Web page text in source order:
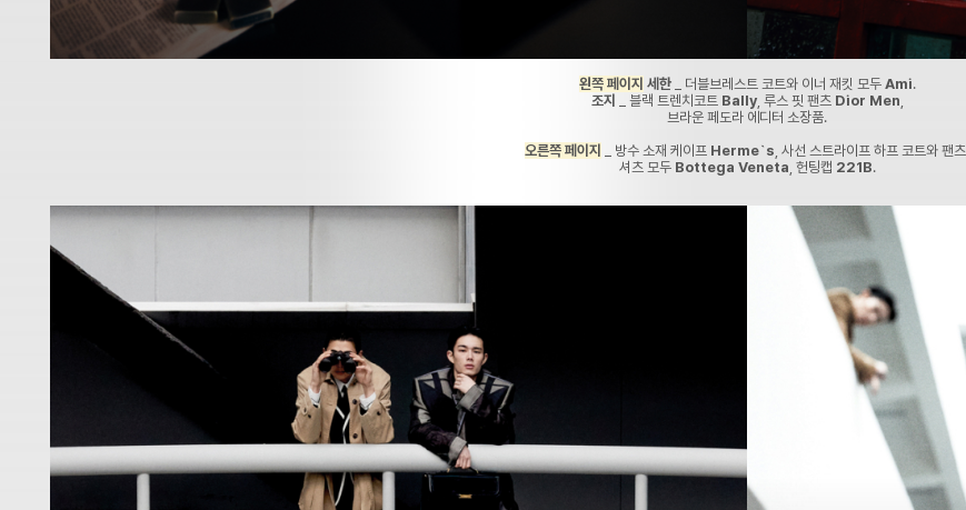
왼쪽 페이지 세한 _ 더블브레스트 코트와 이너 재킷 모두 Ami.
조지
_ 블랙 트렌치코트 Bally, 루스 핏 팬츠 Dior Men
브라운 페도라 에디터 소장품.
오른쪽 페이지
_ 방수 소재 케이프 Herme`s , 사선 스트라이프 하프 코트와 팬츠,
셔츠 모두 Bottega Veneta , 헌팅캡 221B.